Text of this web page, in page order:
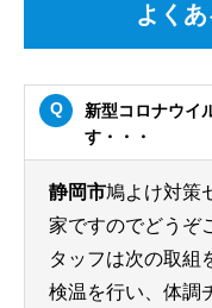
よく
新型コロナウイ
す・・・
静岡市鳩よけ対策
家ですのでどうぞ
タッフは次の取組
検温を行い、体調